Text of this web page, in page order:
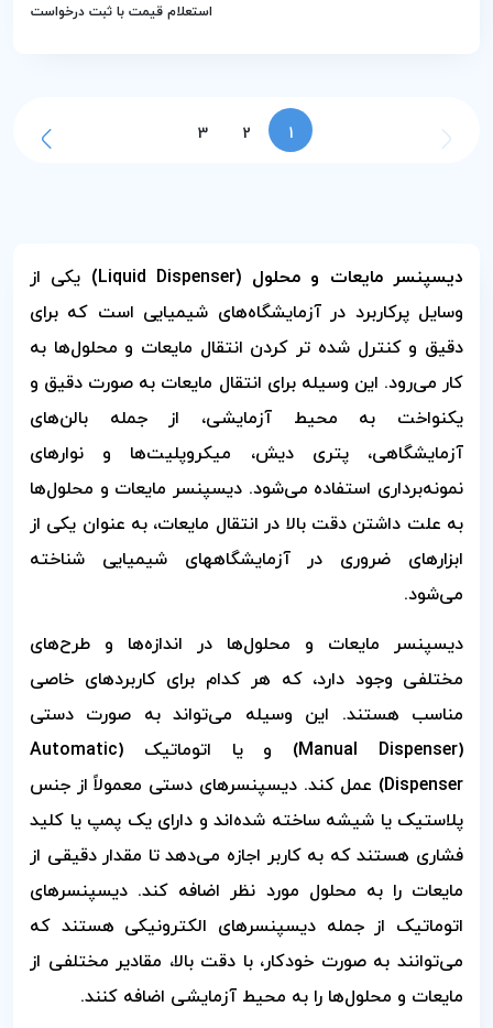
استعلام قیمت با ثبت درخواست
1
2
3
دیسپنسر مایعات و محلول (Liquid Dispenser)
یکی از
وسایل پرکاربرد در آزمایشگاه‌های شیمیایی است که برای
دقیق و کنترل شده تر کردن انتقال مایعات و محلول‌ها به
کار می‌رود. این وسیله برای انتقال مایعات به صورت دقیق و
یکنواخت به محیط آزمایشی، از جمله بالن‌های
آزمایشگاهی، پتری دیش، میکروپلیت‌ها و نوارهای
نمونه‌برداری استفاده می‌شود. دیسپنسر مایعات و محلول‌ها
به علت داشتن دقت بالا در انتقال مایعات، به عنوان یکی از
ابزارهای ضروری در آزمایشگاههای شیمیایی شناخته
می‌شود.
دیسپنسر مایعات و محلول‌ها در اندازه‌ها و طرح‌های
مختلفی وجود دارد، که هر کدام برای کاربردهای خاصی
مناسب هستند. این وسیله می‌تواند به صورت دستی
(Manual Dispenser) و یا اتوماتیک (Automatic
Dispenser) عمل کند. دیسپنسرهای دستی معمولاً از جنس
پلاستیک یا شیشه ساخته شده‌اند و دارای یک پمپ یا کلید
فشاری هستند که به کاربر اجازه می‌دهد تا مقدار دقیقی از
مایعات را به محلول مورد نظر اضافه کند. دیسپنسرهای
اتوماتیک از جمله دیسپنسرهای الکترونیکی هستند که
می‌توانند به صورت خودکار، با دقت بالا، مقادیر مختلفی از
مایعات و محلول‌ها را به محیط آزمایشی اضافه کنند.